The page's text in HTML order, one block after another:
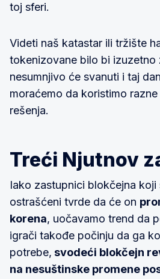
toj sferi.
Videti naš katastar ili tržište
tokenizovane bilo bi izuzetno
nesumnjivo će svanuti i taj
moraćemo da koristimo
rešenja.
Treći Njutnov
Iako zastupnici blokčejna koji
ostrašćeni tvrde da će on
korena, uočavamo trend da
igrači takođe počinju da ga
potrebe, svodeći blokčejn
na nesuštinske promene